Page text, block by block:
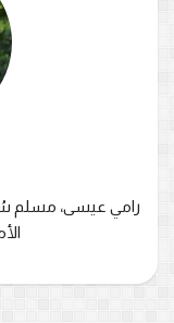
رامي عيسى، مسلم